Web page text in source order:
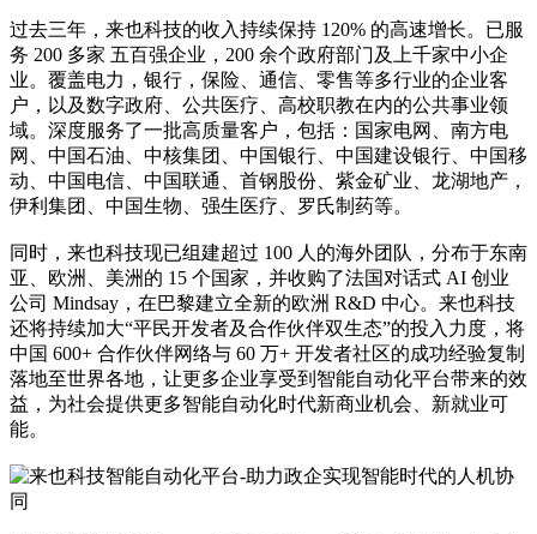
过去三年，来也科技的收入持续保持 120% 的高速增长。已服
务 200 多家 五百强企业，200 余个政府部门及上千家中小企
业。覆盖电力，银行，保险、通信、零售等多行业的企业客
户，以及数字政府、公共医疗、高校职教在内的公共事业领
域。深度服务了一批高质量客户，包括：国家电网、南方电
网、中国石油、中核集团、中国银行、中国建设银行、中国移
动、中国电信、中国联通、首钢股份、紫金矿业、龙湖地产，
伊利集团、中国生物、强生医疗、罗氏制药等。
同时，来也科技现已组建超过 100 人的海外团队，分布于东南
亚、欧洲、美洲的 15 个国家，并收购了法国对话式 AI 创业
公司 Mindsay，在巴黎建立全新的欧洲 R&D 中心。来也科技
还将持续加大“平民开发者及合作伙伴双生态”的投入力度，将
中国 600+ 合作伙伴网络与 60 万+ 开发者社区的成功经验复制
落地至世界各地，让更多企业享受到智能自动化平台带来的效
益，为社会提供更多智能自动化时代新商业机会、新就业可
能。